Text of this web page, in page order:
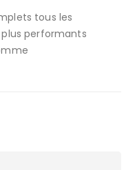
tous les
performants